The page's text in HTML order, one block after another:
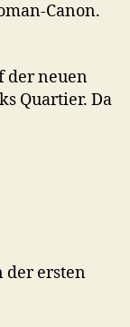
Canon.
der neuen
Quartier. Da
der ersten